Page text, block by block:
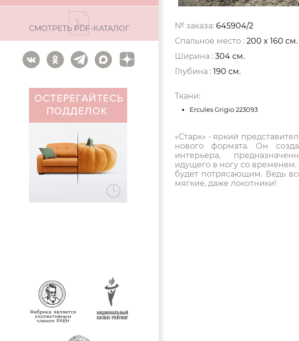
СМОТРЕТЬ PDF-КАТАЛОГ № заказа: 645904/2
Спальное место : 200 x 160 см.
Ширина : 304 см.
Глубина : 190 см.
Ткани:
Ercules Grigio 223093
«Старк» - яркий
нового формата. Он
интерьера,
идущего в ногу со
будет потрясающим. Ведь
мягкие, даже локотники!